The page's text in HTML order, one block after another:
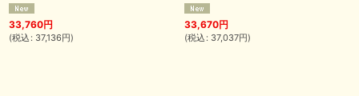
33,760円
(税込 : 37,136円)
33,670円
(税込 : 37,037円)